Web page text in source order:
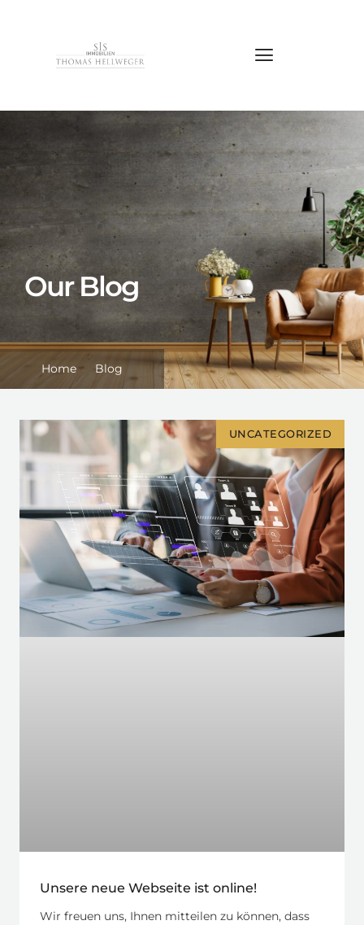
Home Blog
Our Blog
UNCATEGORIZED
Unsere neue Webseite ist online!
Wir freuen uns, Ihnen mitteilen zu können, dass